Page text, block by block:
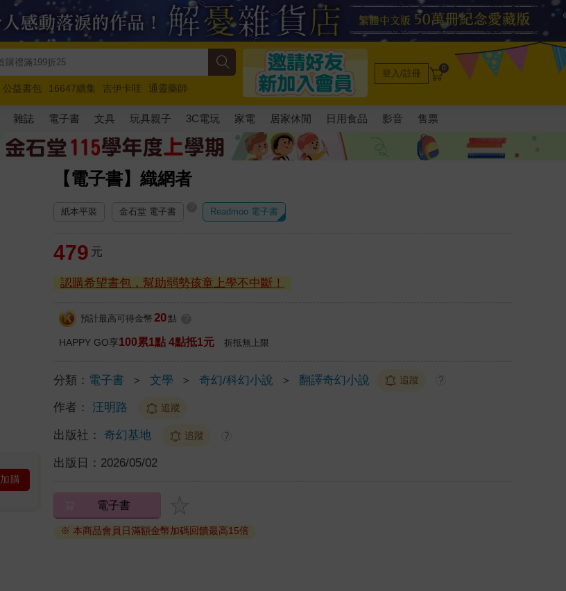
公益書包 16647續集 吉伊卡哇
通靈藥師
馬斯克 玩具總動員5 超慢跑
登入/註冊 0
雜誌 電子書 文具 玩具親子 3C電玩 家電 居家休閒 日用食品 影音 售票
【電子書】織網者
加購
紙本平裝 金石堂 電子書 Readmoo 電子書
479 元
認購希望書包，幫助弱勢孩童上學不中斷！
預計最高可得金幣 20 點
HAPPY GO享100累1點 4點抵1元 折抵無上限
分類： 電子書 ＞ 文學 ＞ 奇幻/科幻小說 ＞ 翻譯奇幻小說 追蹤 ?
作者： 汪明路 追蹤
出版社： 奇幻基地 追蹤 ?
出版日： 2026/05/02
電子書
※ 本商品會員日滿額金幣加碼回饋最高15倍